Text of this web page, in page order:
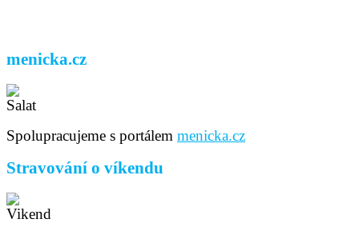
menicka.cz
Spolupracujeme s portálem menicka.cz
Stravování o víkendu